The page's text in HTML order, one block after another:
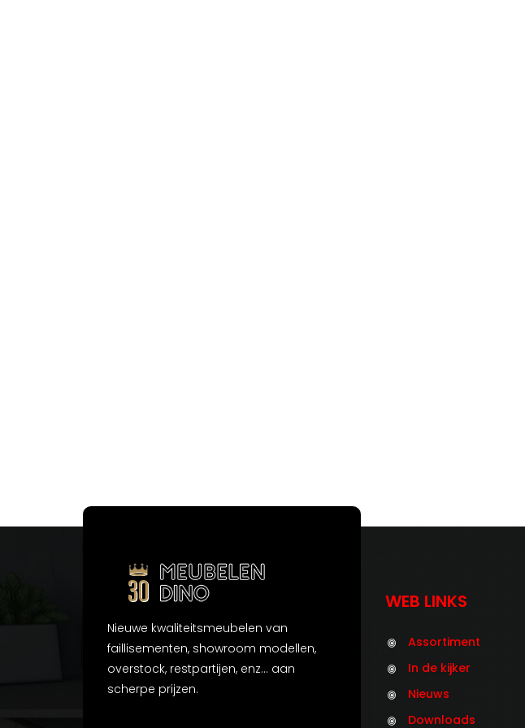
Nieuwe kwaliteitsmeubelen van
faillisementen, showroom modellen,
overstock, restpartijen, enz... aan
scherpe prijzen.
WEB LINKS
Assortiment
In de kijker
Nieuws
Downloads